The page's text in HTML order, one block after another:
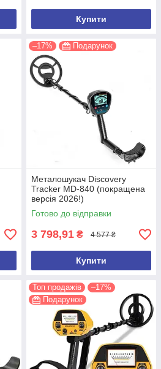
Купити
–17% Подарунок
Металошукач Discovery
Tracker MD-840 (покращена
версія 2026!)
Готово до відправки
3 798,91 ₴ 4 577 ₴
Купити
Топ продажів
–17%
Подарунок